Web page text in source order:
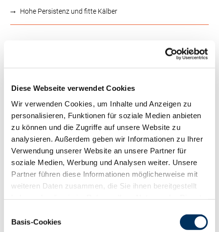
Diese Webseite verwendet Cookies
Wir verwenden Cookies, um Inhalte und Anzeigen zu
personalisieren, Funktionen für soziale Medien anbieten
zu können und die Zugriffe auf unsere Website zu
analysieren. Außerdem geben wir Informationen zu Ihrer
Verwendung unserer Website an unsere Partner für
soziale Medien, Werbung und Analysen weiter. Unsere
Partner führen diese Informationen möglicherweise mit
weiteren Daten zusammen, die Sie ihnen bereitgestellt
Cookies, wenn Sie unsere Webseite weiterhin nutzen.
Basis-Cookies
Hohe Persistenz und fitte Kälber
124
RZN
121
RZKd
RZKm
113
RZÖko
Gesundheit
RZGesund
RZEuterfit
111
RZ Klaue
106
104